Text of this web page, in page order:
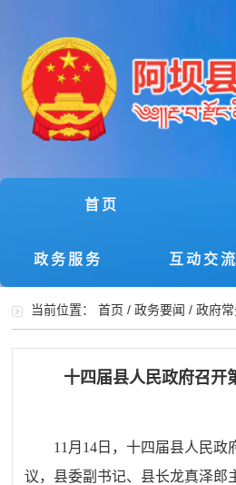
首页
政务服务 互动交流
当前位置：首页 /政务要闻 /政府
十四届县人民政府召开
11月14日，十四届县人民政
议，县委副书记、县长龙真泽郎